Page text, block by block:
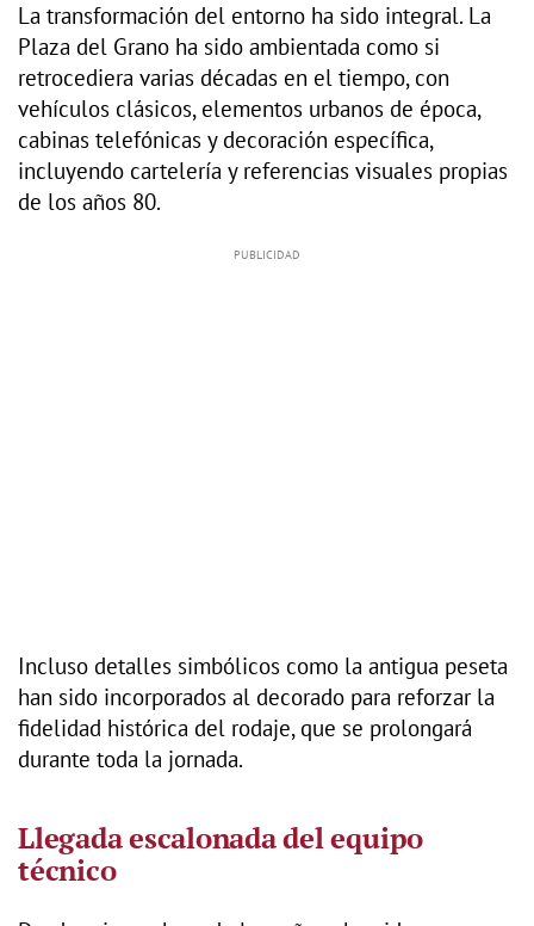
La transformación del entorno ha sido integral. La
Plaza del Grano ha sido ambientada como si
retrocediera varias décadas en el tiempo, con
vehículos clásicos, elementos urbanos de época,
cabinas telefónicas y decoración específica,
incluyendo cartelería y referencias visuales propias
de los años 80.
Incluso detalles simbólicos como la antigua peseta
han sido incorporados al decorado para reforzar la
fidelidad histórica del rodaje, que se prolongará
durante toda la jornada.
Llegada escalonada del equipo
técnico